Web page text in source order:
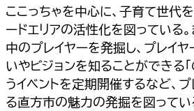
ここっちゃを中心に、子育て世代
ードエリアの活性化を図っている
中のプレイヤーを発掘し、プレイ
いやビジョンを知ることができる
うイベントを定期開催するなど、
る直方市の魅力の発掘を図ってい